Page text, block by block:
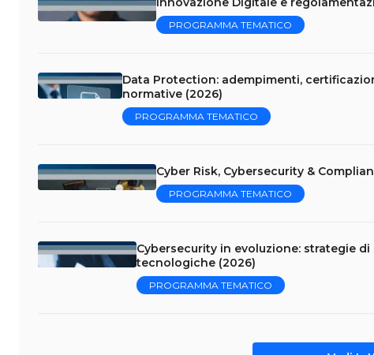
PROGRAMMA TEMATICO
Data Protection: adempimenti,
normative (2026)
PROGRAMMA TEMATICO
Cyber Risk, Cybersecurity &
PROGRAMMA TEMATICO
Cybersecurity in evoluzione: strategie
tecnologiche (2026)
PROGRAMMA TEMATICO